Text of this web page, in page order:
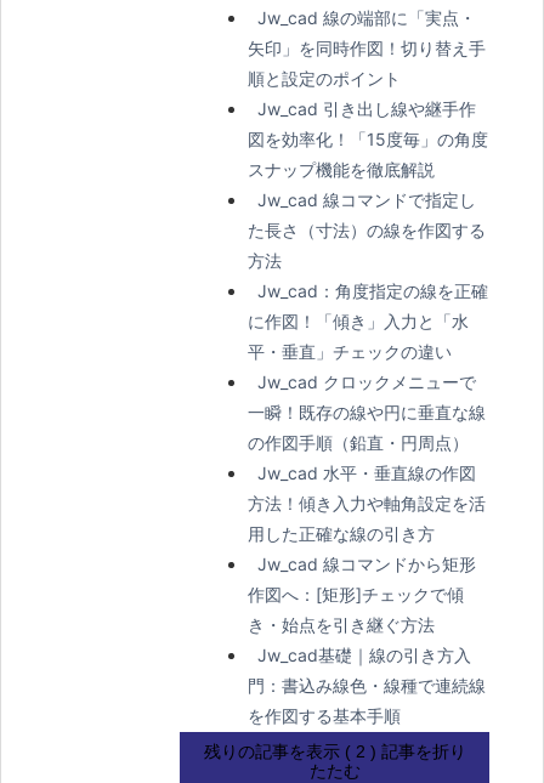
Jw_cad 線の端部に「実点・
矢印」を同時作図！切り替え手
順と設定のポイント
Jw_cad 引き出し線や継手作
図を効率化！「15度毎」の角度
スナップ機能を徹底解説
Jw_cad 線コマンドで指定し
た長さ（寸法）の線を作図する
方法
Jw_cad：角度指定の線を正確
に作図！「傾き」入力と「水
平・垂直」チェックの違い
Jw_cad クロックメニューで
一瞬！既存の線や円に垂直な線
の作図手順（鉛直・円周点）
Jw_cad 水平・垂直線の作図
方法！傾き入力や軸角設定を活
用した正確な線の引き方
Jw_cad 線コマンドから矩形
作図へ：[矩形]チェックで傾
き・始点を引き継ぐ方法
Jw_cad基礎｜線の引き方入
門：書込み線色・線種で連続線
を作図する基本手順
残りの記事を表示 ( 2 ) 記事を折り
たたむ